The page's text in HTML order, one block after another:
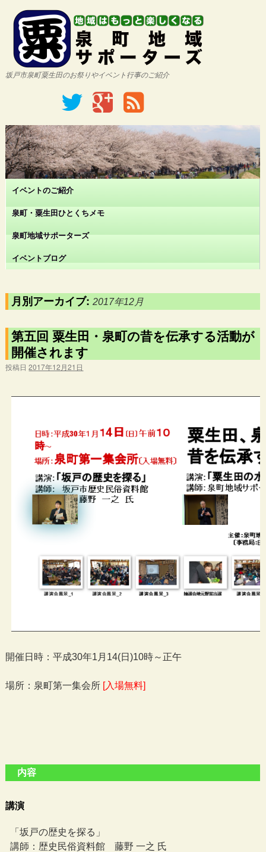
坂戸市泉町粟生田のお祭りやイベント行事のご紹介
イベントのご紹介
泉町・粟生田ひとくちメモ
泉町地域サポーターズ
イベントブログ
月別アーカイブ:2017年12月
第五回 粟生田・泉町の昔を伝承する活動が
開催されます
投稿日 2017年12月21日
開催日時：平成30年1月14(日)10時～正午
場所：泉町第一集会所 [入場無料]
内容
講演
「坂戸の歴史を探る」
講師：歴史民俗資料館 藤野 一之 氏